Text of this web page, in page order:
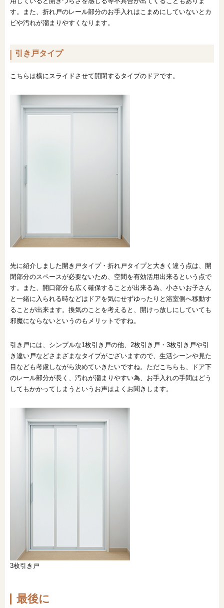
す。また、折れ戸のレール部分のお手入れはこまめにしていないとカ
ビや汚れが溜まりやすくなります。
引き戸タイプ
こちらは横にスライドさせて開閉するタイプのドアです。
先に紹介しました開き戸タイプ・折れ戸タイプと大きく違う点は、開
閉部分のスペースが必要ないため、空間を有効活用出来るという点で
す。また、開口部分も広く確保することが出来る為、小さいお子さん
と一緒に入られる時などはドアを気にせずゆったりと浴室側へ移動す
ることが出来ます。換気のことを考えると、開けっ放しにしていても
邪魔にならないというのもメリットですね。
引き戸には、シンプルな1枚引き戸の他、2枚引き戸・3枚引き戸や引
き違い戸などさまざまなタイプがございますので、生活シーンや見た
目なども考慮しながら決めていきたいですね。ただこちらも、ドア下
のレール部分が長く、汚れが溜まりやすい為、お手入れの手間はどう
してもかかってしまうというお声はよくお聞きします。
3枚引き戸
最後に